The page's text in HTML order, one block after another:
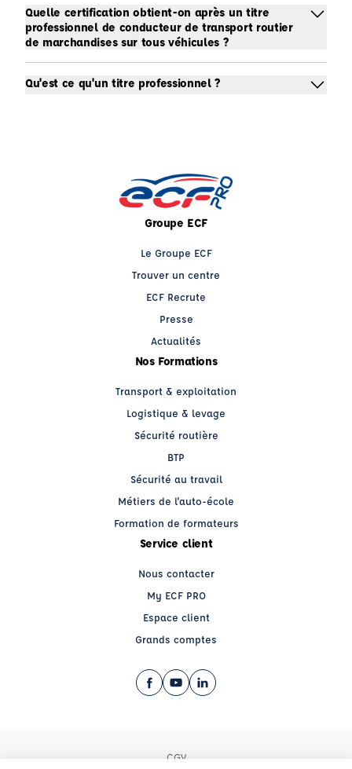
Quelle certification obtient-on après un titre
professionnel de conducteur de transport routier
de marchandises sur tous véhicules ?
Qu'est ce qu'un titre professionnel ?
Groupe ECF
Le Groupe ECF
Trouver un centre
ECF Recrute
Presse
Actualités
Nos Formations
Transport & exploitation
Logistique & levage
Sécurité routière
BTP
Sécurité au travail
Métiers de l'auto-école
Formation de formateurs
Service client
Nous contacter
My ECF PRO
Espace client
Grands comptes
Facebook (nouvelle fenêtre)
YouTube (nouvelle fenêtre)
LinkedIn (nouvelle fenêtre)
CGV